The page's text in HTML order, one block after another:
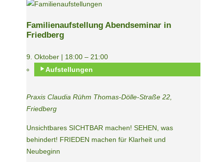
Familienaufstellung Abendseminar in
Friedberg
9. Oktober | 18:00 – 21:00
Aufstellungen
Praxis Claudia Rühm Thomas-Dölle-Straße 22,
Friedberg
Unsichtbares SICHTBAR machen! SEHEN, was
behindert! FRIEDEN machen für Klarheit und
Neubeginn